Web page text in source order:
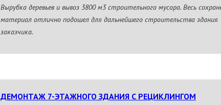
Вырубка деревьев и вывоз 3800 м3 строительного мусора. Весь
материал отлично подошел для дальнейшего строительства здания
заказчика.
ДЕМОНТАЖ 7-ЭТАЖНОГО ЗДАНИЯ С РЕЦИКЛИНГОМ